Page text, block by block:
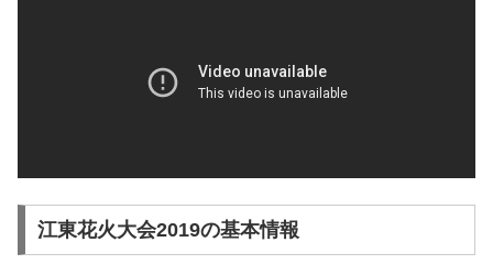
江東花火大会2019の基本情報